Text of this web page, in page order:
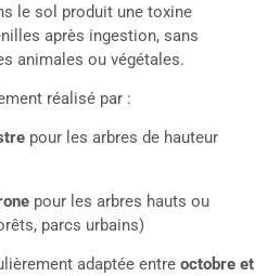
le sol produit une toxine
après ingestion, sans
animales ou végétales.
réalisé par :
pour les arbres de hauteur
pour les arbres hauts ou
parcs urbains)
adaptée entre octobre et